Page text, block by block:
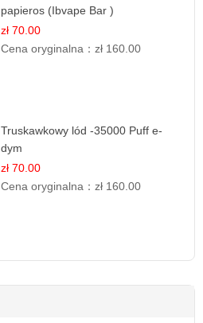
papieros (Ibvape Bar )
zł 70.00
Cena oryginalna：zł 160.00
Truskawkowy lód -35000 Puff e-
dym
zł 70.00
Cena oryginalna：zł 160.00